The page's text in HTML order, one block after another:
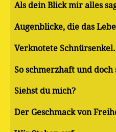
Als dein Blick mir alles
Augenblicke, die das
Verknotete Schnürsenkel.
So schmerzhaft und doch
Siehst du mich?
Der Geschmack von